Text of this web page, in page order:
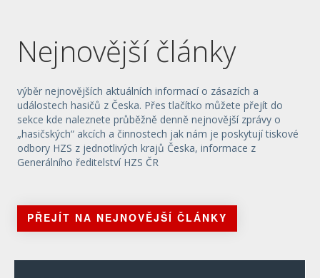
Nejnovější články
výběr nejnovějších aktuálních informací o zásazích a
událostech hasičů z Česka. Přes tlačítko můžete přejít do
sekce kde naleznete průběžně denně nejnovější zprávy o
„hasičských“ akcích a činnostech jak nám je poskytují tiskové
odbory HZS z jednotlivých krajů Česka, informace z
Generálního ředitelství HZS ČR
PŘEJÍT NA NEJNOVĚJŠÍ ČLÁNKY